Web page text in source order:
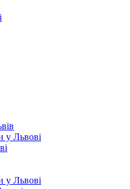
у Львові
у Львові